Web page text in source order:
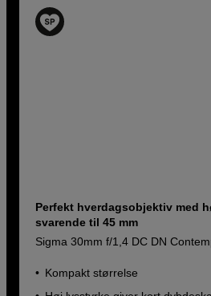
Perfekt hverdagsobjektiv med
svarende til 45 mm
Sigma 30mm f/1,4 DC DN
Kompakt størrelse